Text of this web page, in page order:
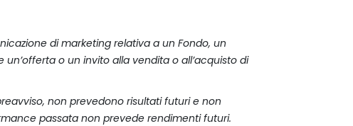
di marketing relativa a un Fondo, un
o un invito alla vendita o all’acquisto di
non prevedono risultati futuri e non
passata non prevede rendimenti futuri.